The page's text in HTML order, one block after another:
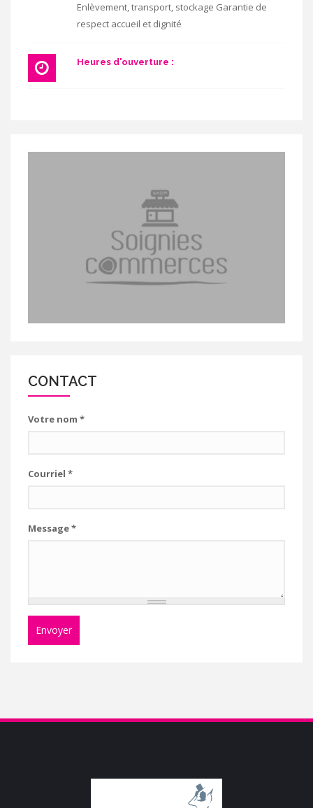
Enlèvement, transport, stockage Garantie de
respect accueil et dignité
Heures d'ouverture :
CONTACT
Votre nom *
Courriel *
Message*
Envoyer